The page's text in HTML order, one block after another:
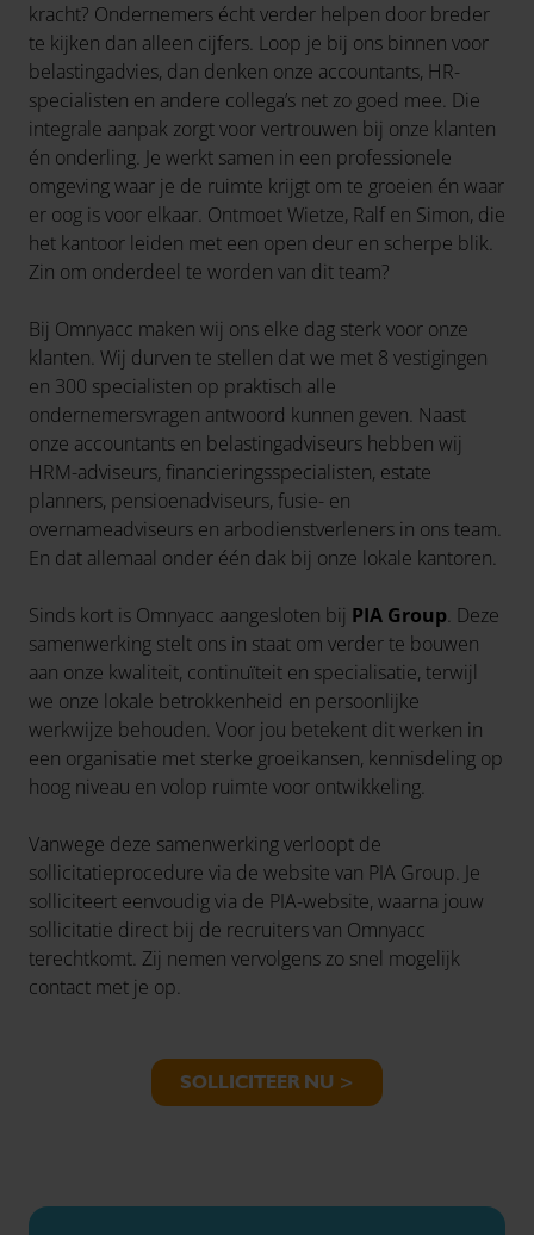
kracht? Ondernemers écht verder helpen door breder
te kijken dan alleen cijfers. Loop je bij ons binnen voor
belastingadvies, dan denken onze accountants, HR-
specialisten en andere collega’s net zo goed mee. Die
integrale aanpak zorgt voor vertrouwen bij onze klanten
én onderling. Je werkt samen in een professionele
omgeving waar je de ruimte krijgt om te groeien én waar
er oog is voor elkaar. Ontmoet Wietze, Ralf en Simon, die
het kantoor leiden met een open deur en scherpe blik.
Zin om onderdeel te worden van dit team?
Bij Omnyacc maken wij ons elke dag sterk voor onze
klanten. Wij durven te stellen dat we met 8 vestigingen
en 300 specialisten op praktisch alle
ondernemersvragen antwoord kunnen geven. Naast
onze accountants en belastingadviseurs hebben wij
HRM-adviseurs, financieringsspecialisten, estate
planners, pensioenadviseurs, fusie- en
overnameadviseurs en arbodienstverleners in ons team.
En dat allemaal onder één dak bij onze lokale kantoren.
Sinds kort is Omnyacc aangesloten bij PIA Group. Deze
samenwerking stelt ons in staat om verder te bouwen
aan onze kwaliteit, continuïteit en specialisatie, terwijl
we onze lokale betrokkenheid en persoonlijke
werkwijze behouden. Voor jou betekent dit werken in
een organisatie met sterke groeikansen, kennisdeling op
hoog niveau en volop ruimte voor ontwikkeling.
Vanwege deze samenwerking verloopt de
sollicitatieprocedure via de website van PIA Group. Je
solliciteert eenvoudig via de PIA-website, waarna jouw
sollicitatie direct bij de recruiters van Omnyacc
terechtkomt. Zij nemen vervolgens zo snel mogelijk
contact met je op.
SOLLICITEER NU >